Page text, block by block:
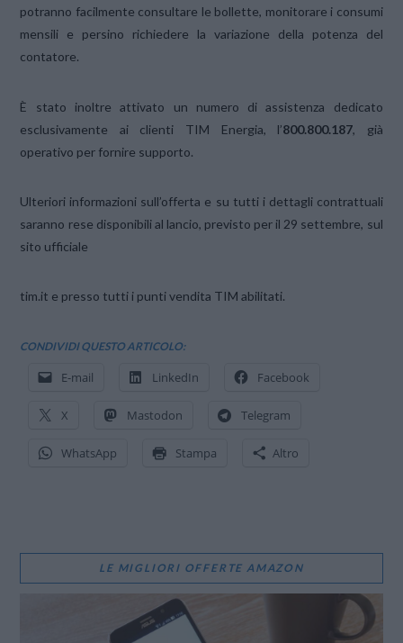
potranno facilmente consultare le bollette, monitorare i consumi
mensili e persino richiedere la variazione della potenza del
contatore.
È stato inoltre attivato un numero di assistenza dedicato
esclusivamente ai clienti TIM Energia, l’800.800.187, già
operativo per fornire supporto.
Ulteriori informazioni sull’offerta e su tutti i dettagli contrattuali
saranno rese disponibili al lancio, previsto per il 29 settembre, sul
sito ufficiale
tim.it e presso tutti i punti vendita TIM abilitati.
CONDIVIDI QUESTO ARTICOLO:
E-mail LinkedIn Facebook
X Mastodon Telegram
WhatsApp Stampa Altro
LE MIGLIORI OFFERTE AMAZON